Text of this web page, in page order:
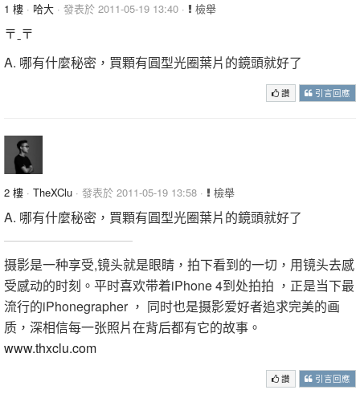
1 樓 · 哈大 · 發表於 2011-05-19 13:40 · 檢舉
〒ˍ〒
A. 哪有什麼秘密，買顆有圓型光圈葉片的鏡頭就好了
讚 引言回應
2 樓 · TheXClu · 發表於 2011-05-19 13:58 · 檢舉
A. 哪有什麼秘密，買顆有圓型光圈葉片的鏡頭就好了
摄影是一种享受,镜头就是眼睛，拍下看到的一切，用镜头去感
受感动的时刻。平时喜欢带着iPhone 4到处拍拍 ，正是当下最
流行的iPhonegrapher ， 同时也是摄影爱好者追求完美的画
质，深相信每一张照片在背后都有它的故事。
www.thxclu.com
讚 引言回應